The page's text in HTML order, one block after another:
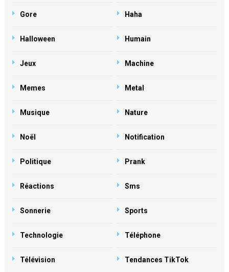
Gore Haha
Halloween Humain
Jeux Machine
Memes Metal
Musique Nature
Noël Notification
Politique Prank
Réactions Sms
Sonnerie Sports
Technologie Téléphone
Télévision Tendances TikTok